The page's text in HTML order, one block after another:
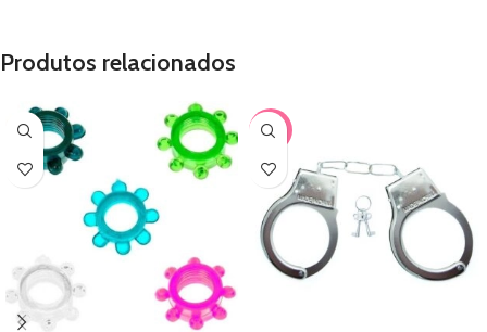
Produtos relacionados
-17%